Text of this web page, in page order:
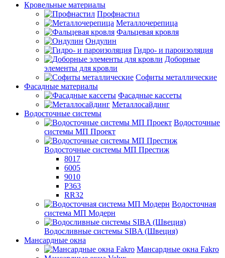
Кровельные материалы
Профнастил
Металлочерепица
Фальцевая кровля
Ондулин
Гидро- и пароизоляция
Доборные
элементы для кровли
Софиты металлические
Фасадные материалы
Фасадные кассеты
Металлосайдинг
Водосточные системы
Водосточные
системы МП Проект
Водосточные системы МП Престиж
8017
6005
9010
P363
RR32
Водосточная
система МП Модерн
Водосливные системы SIBA (Швеция)
Мансардные окна
Мансардные окна Fakro